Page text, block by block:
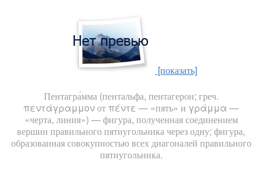
[показать]
Пентагра́мма (пентальфа, пентагерон; греч.
πεντάγραμμον от πέντε — «пять» и γράμμα —
«черта, линия») — фигура, полученная соединением
вершин правильного пятиугольника через одну; фигура,
образованная совокупностью всех диагоналей правильного
пятиугольника.